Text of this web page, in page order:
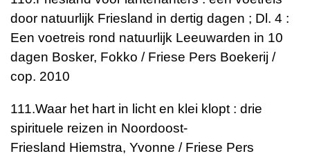
door natuurlijk Friesland in dertig dagen ; Dl. 4 :
Een voetreis rond natuurlijk Leeuwarden in 10
dagen Bosker, Fokko / Friese Pers Boekerij /
cop. 2010
111.Waar het hart in licht en klei klopt : drie
spirituele reizen in Noordoost-
Friesland Hiemstra, Yvonne / Friese Pers